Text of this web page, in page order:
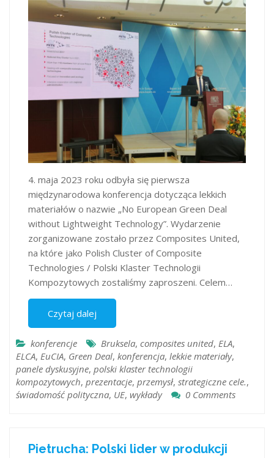
4. maja 2023 roku odbyła się pierwsza
międzynarodowa konferencja dotycząca lekkich
materiałów o nazwie „No European Green Deal
without Lightweight Technology”. Wydarzenie
zorganizowane zostało przez Composites United,
na które jako Polish Cluster of Composite
Technologies / Polski Klaster Technologii
Kompozytowych zostaliśmy zaproszeni. Celem…
Czytaj dalej
konferencje Bruksela, composites united, ELA,
ELCA, EuCIA, Green Deal, konferencja, lekkie materiały,
panele dyskusyjne, polski klaster technologii
kompozytowych, prezentacje, przemysł, strategiczne cele.,
świadomość polityczna, UE, wykłady 0 Comments
Pietrucha: Polski lider w produkcji